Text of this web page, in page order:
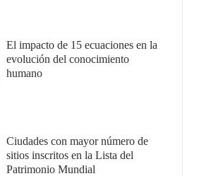
El impacto de 15 ecuaciones en la
evolución del conocimiento
humano
Ciudades con mayor número de
sitios inscritos en la Lista del
Patrimonio Mundial